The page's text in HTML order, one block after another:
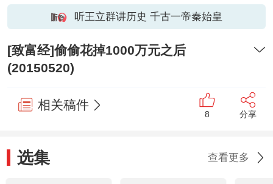
听王立群讲历史 千古一帝秦始皇
[致富经]偷偷花掉1000万元之后
(20150520)
相关稿件
8 分享
选集 查看更多